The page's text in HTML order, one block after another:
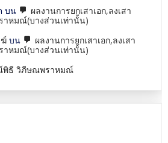
บน
ผลงานการยกเสาเอก,ลงเสา
าหมณ์(บางส่วนเท่านั้น)
ฆ์ บน
ผลงานการยกเสาเอก,ลงเสา
าหมณ์(บางส่วนเท่านั้น)
พิธี วิภีษณพราหมณ์